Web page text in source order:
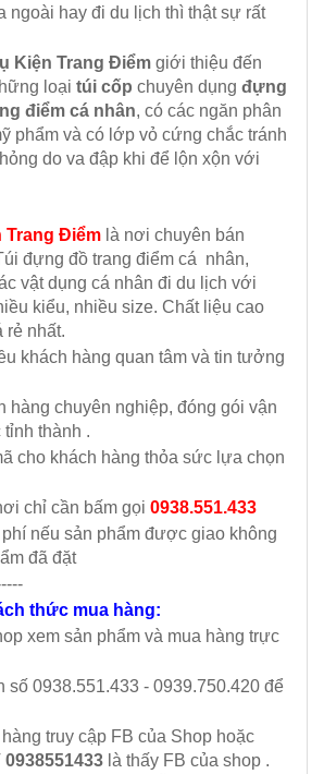
ngoài hay đi du lịch thì thật sự rất
Kiện Trang Điểm giới thiệu đến
loại túi cốp chuyên dụng đựng
điểm cá nhân, có các ngăn phân
phẩm và có lớp vỏ cứng chắc tránh
do va đập khi để lộn xộn với
Trang Điểm là nơi chuyên bán
đựng đồ trang điểm cá nhân,
vật dụng cá nhân đi du lịch với
kiểu, nhiều size. Chất liệu cao
rẻ nhất.
khách hàng quan tâm và tin tưởng
hàng chuyên nghiệp, đóng gói vận
thành .
cho khách hàng thỏa sức lựa chọn
chỉ cần bấm gọi 0938.551.433
nếu sản phẩm được giao không
đã đặt
thức mua hàng:
xem sản phẩm và mua hàng trực
số 0938.551.433 - 0939.750.420 để
truy cập FB của Shop hoặc
0938551433 là thấy FB của shop .